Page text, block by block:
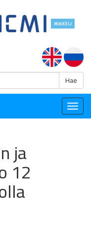
Hae
ja
12